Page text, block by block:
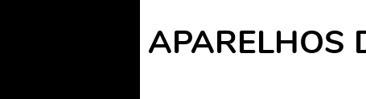
APARELHOS